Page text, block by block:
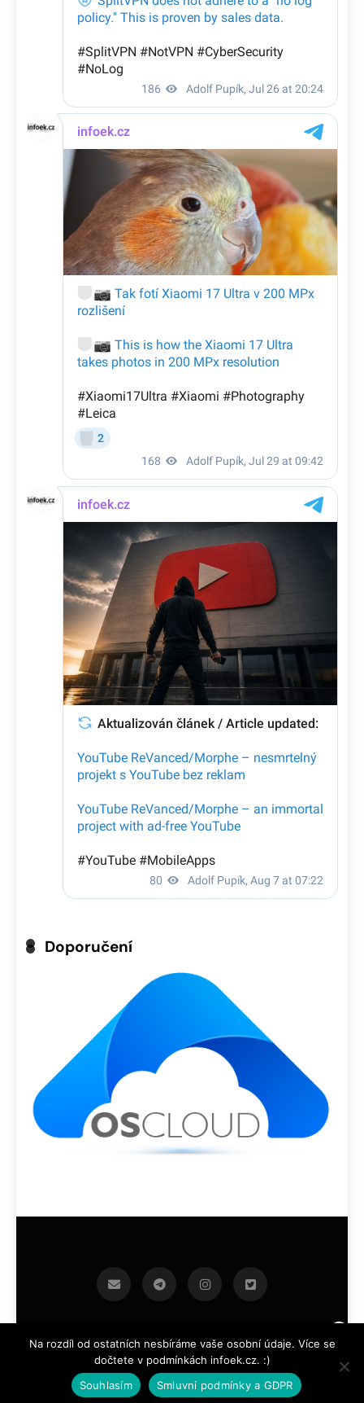
Doporučení
infoek.cz 2026.Developed By BlazeThemes .
Na rozdíl od ostatních nesbíráme vaše osobní údaje. Více se
dočtete v podmínkách infoek.cz. :)
Souhlasím
Smluvní podmínky a GDPR